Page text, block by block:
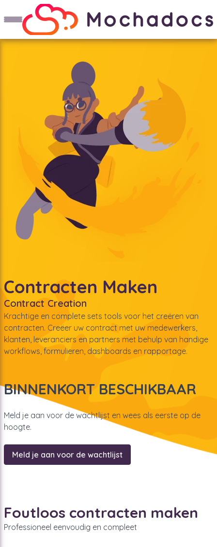
Contracten Maken
Contract Creation
Krachtige en complete sets tools voor het creëren van
contracten. Creëer uw contract met uw medewerkers,
klanten, leveranciers en partners met behulp van handige
workflows, formulieren, dashboards en rapportage.
BINNENKORT BESCHIKBAAR
Meld je aan voor de wachtlijst en wees als eerste op de
hoogte.
Meld je aan voor de wachtlijst
Foutloos contracten maken
Professioneel eenvoudig en compleet